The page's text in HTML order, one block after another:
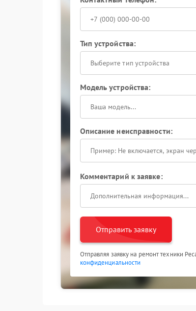
Тип устройства:
Выберите тип устройства
Модель устройства:
Описание неисправности:
Комментарий к заявке:
Отправить заявку
Отправляя заявку на ремонт техники
конфиденциальности